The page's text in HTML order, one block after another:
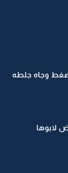
وجاه جلطه
لابوها